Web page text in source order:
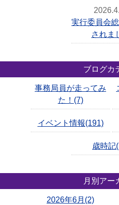
実行委員会
されま
ブログカ
事務局員が走ってみ
た！(7)
イベント情報(191)
歳時記
月別アー
2026年6月(2)